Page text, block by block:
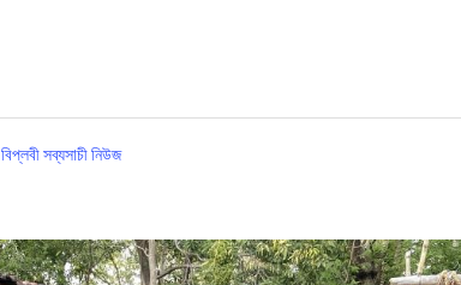
বিপ্লবী সব্যসাচী নিউজ